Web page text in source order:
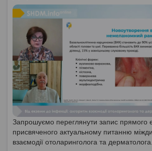
Запрошуємо переглянути запис прямого
присвяченого актуальному питанню
взаємодії отоларинголога та дерматолога.